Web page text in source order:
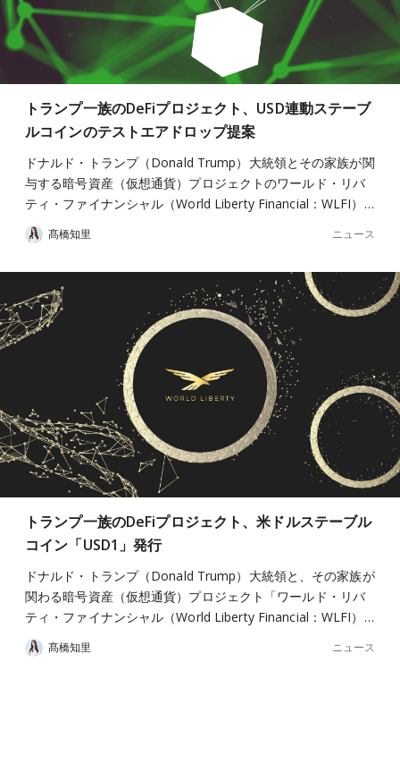
トランプ一族のDeFiプロジェクト、USD連動ステーブ
ルコインのテストエアドロップ提案
ドナルド・トランプ（Donald Trump）大統領とその家族が関
与する暗号資産（仮想通貨）プロジェクトのワールド・リバ
ティ・ファイナンシャル（World Liberty Financial：WLFI）…
髙橋知里 ニュース
トランプ一族のDeFiプロジェクト、米ドルステーブル
コイン「USD1」発行
ドナルド・トランプ（Donald Trump）大統領と、その家族が
関わる暗号資産（仮想通貨）プロジェクト「ワールド・リバ
ティ・ファイナンシャル（World Liberty Financial：WLFI）…
髙橋知里 ニュース